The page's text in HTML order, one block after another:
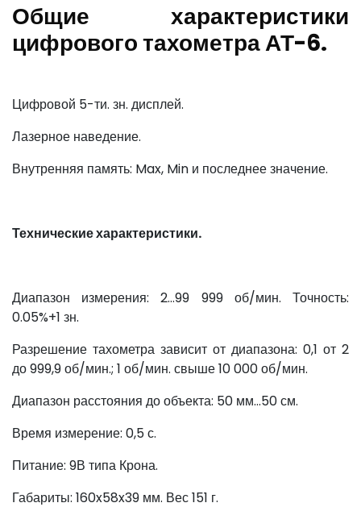
Общие характеристики
цифрового тахометра АТ-6.
Цифровой 5-ти. зн. дисплей.
Лазерное наведение.
Внутренняя память: Max, Min и последнее значение.
Технические характеристики.
Диапазон измерения: 2…99 999 об/мин. Точность:
0.05%+1 зн.
Разрешение тахометра зависит от диапазона: 0,1 от 2
до 999,9 об/мин.; 1 об/мин. свыше 10 000 об/мин.
Диапазон расстояния до объекта: 50 мм…50 см.
Время измерение: 0,5 с.
Питание: 9В типа Крона.
Габариты: 160x58x39 мм. Вес 151 г.